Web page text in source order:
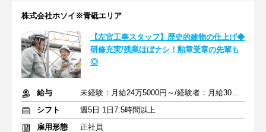
株式会社ホソイ※青砥エリア
【左官工事スタッフ】歴史的建物の仕上げ◆
研修充実/残業ほぼナシ！勲章受章の先輩も
◎
給与
未経験：月給24万5000円～/経験者：月給30万8000円～ ※手当あり
シフト
週5日 1日7.5時間以上
雇用形態
正社員